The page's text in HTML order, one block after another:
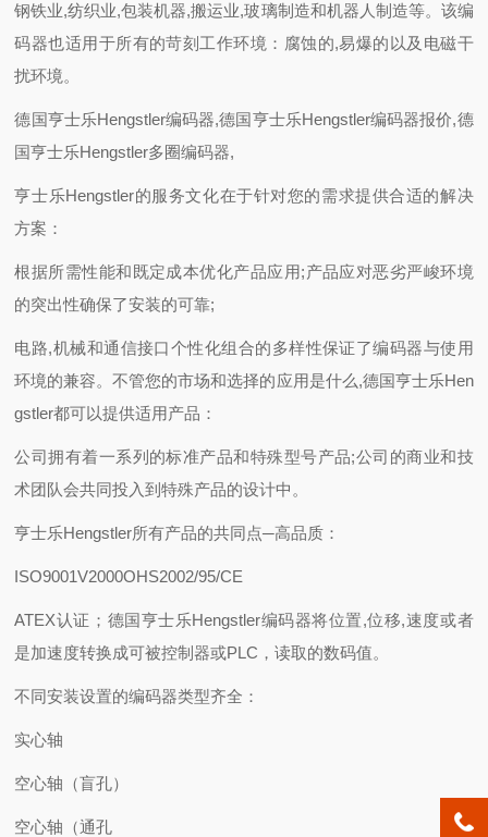
钢铁业,纺织业,包装机器,搬运业,玻璃制造和机器人制造等。该编
码器也适用于所有的苛刻工作环境：腐蚀的,易爆的以及电磁干
扰环境。
德国亨士乐Hengstler编码器,德国亨士乐Hengstler编码器报价,德
国亨士乐Hengstler多圈编码器,
亨士乐Hengstler的服务文化在于针对您的需求提供合适的解决
方案：
根据所需性能和既定成本优化产品应用;产品应对恶劣严峻环境
的突出性确保了安装的可靠;
电路,机械和通信接口个性化组合的多样性保证了编码器与使用
环境的兼容。不管您的市场和选择的应用是什么,德国亨士乐Hen
gstler都可以提供适用产品：
公司拥有着一系列的标准产品和特殊型号产品;公司的商业和技
术团队会共同投入到特殊产品的设计中。
亨士乐Hengstler所有产品的共同点─高品质：
ISO9001V2000OHS2002/95/CE
ATEX认证；德国亨士乐Hengstler编码器将位置,位移,速度或者
是加速度转换成可被控制器或PLC，读取的数码值。
不同安装设置的编码器类型齐全：
实心轴
空心轴（盲孔）
空心轴（通孔